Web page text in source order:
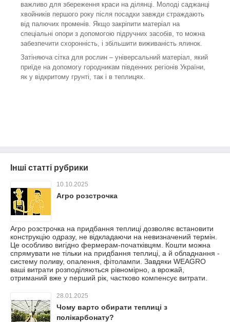
важливо для збереження краси на ділянці. Молоді саджанці
хвойників першого року після посадки завжди страждають
від палючих променів. Якщо закріпити матеріал на
спеціальні опори з допомогою підручних засобів, то можна
забезпечити схоронність, і збільшити виживаність ялинок.
Затіняюча сітка для рослин – універсальний матеріал, який
приїде на допомогу городникам південних регіонів України,
як у відкритому грунті, так і в теплицях.
Інші статті рубрики
10.10.2025
Агро розстрочка
Агро розстрочка на придбання теплиці дозволяє встановити
конструкцію одразу, не відкладаючи на невизначений термін.
Це особливо вигідно фермерам-початківцям. Кошти можна
спрямувати не тільки на придбання теплиці, а й обладнання -
систему поливу, опалення, фітолампи. Завдяки WEAGRO
ваші витрати розподіляються рівномірно, а врожай,
отриманий вже у перший рік, частково компенсує витрати.
28.01.2025
Чому варто обирати теплиці з
полікарбонату?